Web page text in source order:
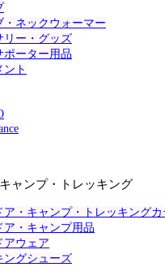
・ネックウォーマー
リー・グッズ
ポーター用品
ント
ャンプ・トレッキング
ア・キャンプ・トレッキング
ア・キャンプ用品
アウェア
ングシューズ